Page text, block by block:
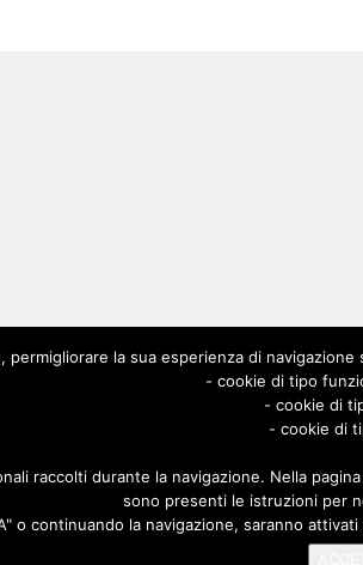
© Sant'Uberto Società
Viale
Via Biella
Privacy Policy|
permigliorare la sua esperienza di
- cookie di tipo
- cookie di
- cookie di
raccolti durante la navigazione. Nella
sono presenti le istruzioni per
o continuando la navigazione, saranno